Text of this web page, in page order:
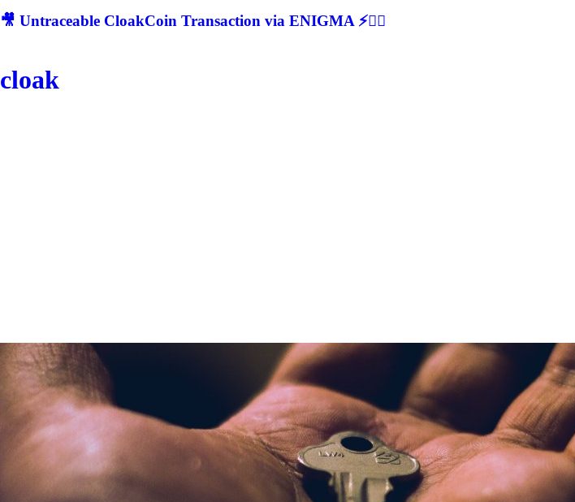
🎥 Untraceable CloakCoin Transaction via ENIGMA ⚡🕵‍♂
cloak